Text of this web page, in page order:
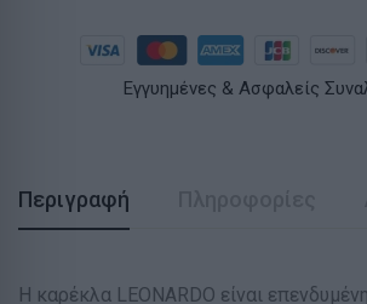
Εγγυημένες & Ασφαλείς
Περιγραφή
Η καρέκλα LEONARDO είναι